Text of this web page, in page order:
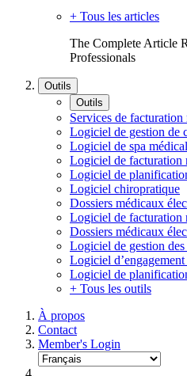
+ Tous les articles
The Complete Article
Professionals
Outils
Outils
Services de facturation
Logiciel de gestion de
Logiciel de spa médical
Logiciel de facturation
Logiciel de
Logiciel chiropratique
Dossiers médicaux
Logiciel de facturation
Dossiers médicaux
Logiciel de gestion des
Logiciel d’engagement
Logiciel de
+ Tous les outils
À propos
Contact
Member's Login